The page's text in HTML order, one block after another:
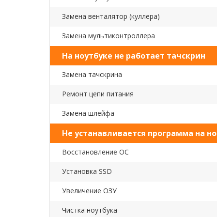
Замена венталятор (куллера)
Замена мультиконтроллера
На ноутбуке не работает тачскрин
Замена тачскрина
Ремонт цепи питания
Замена шлейфа
Не устанавливается программа на
Восстановление ОС
Установка SSD
Увеличение ОЗУ
Чистка ноутбука